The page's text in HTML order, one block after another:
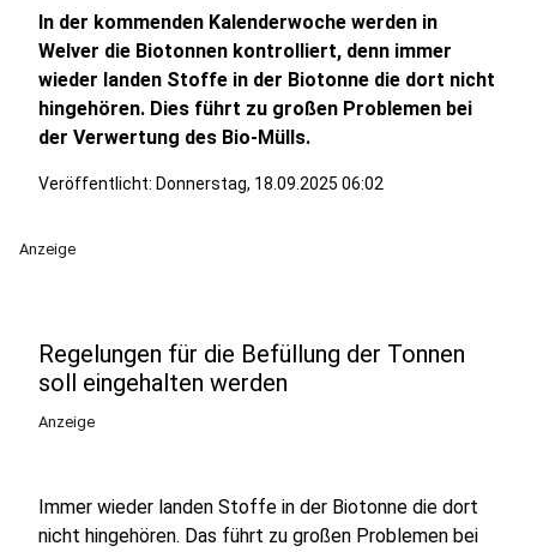
In der kommenden Kalenderwoche werden in
Welver die Biotonnen kontrolliert, denn immer
wieder landen Stoffe in der Biotonne die dort nicht
hingehören. Dies führt zu großen Problemen bei
der Verwertung des Bio-Mülls.
Veröffentlicht: Donnerstag, 18.09.2025 06:02
Anzeige
Regelungen für die Befüllung der Tonnen
soll eingehalten werden
Anzeige
Immer wieder landen Stoffe in der Biotonne die dort
nicht hingehören. Das führt zu großen Problemen bei